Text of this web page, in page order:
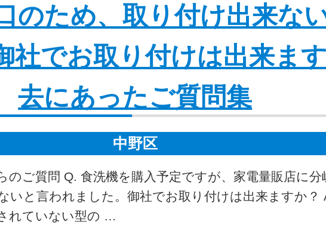
のため、取り付け出来な
社でお取り付けは出来ま
去にあったご質問集
中野区
のご質問 Q. 食洗機を購入予定ですが、家電量販店に
いと言われました。御社でお取り付けは出来ますか？
れていない型の …